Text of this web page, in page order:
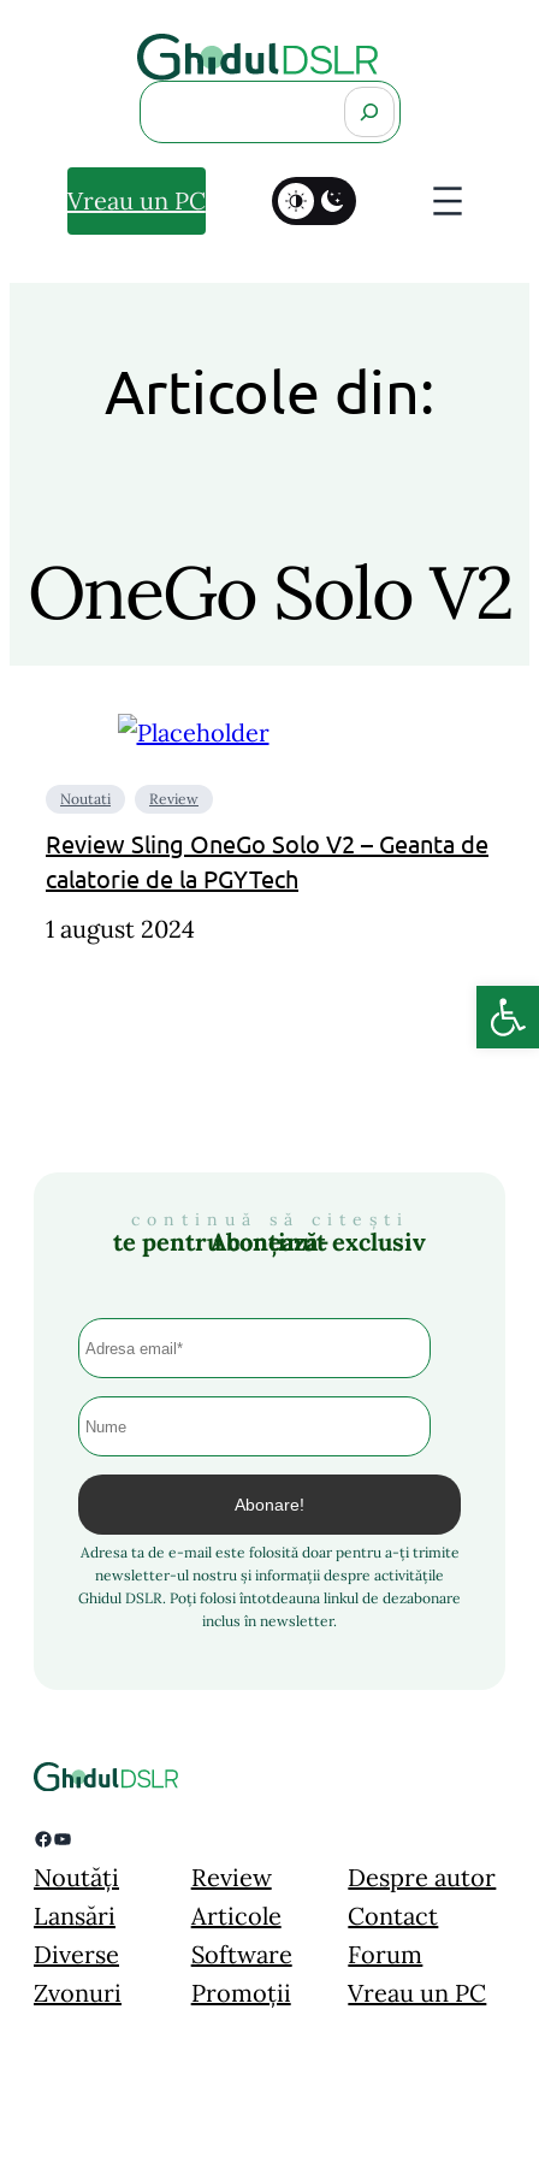
Search
Vreau un PC
Articole din:
OneGo Solo V2
Noutati Review
Review Sling OneGo Solo V2 – Geanta de
calatorie de la PGYTech
1 august 2024
continuă să citești
Abonează-te pentru conținut exclusiv
Adresa ta de e-mail este folosită doar pentru a-ți trimite
newsletter-ul nostru și informații despre activitățile
Ghidul DSLR. Poți folosi întotdeauna linkul de dezabonare
inclus în newsletter.
Facebook YouTube
Noutăți
Lansări
Diverse
Zvonuri
Review
Articole
Software
Promoții
Despre autor
Contact
Forum
Vreau un PC